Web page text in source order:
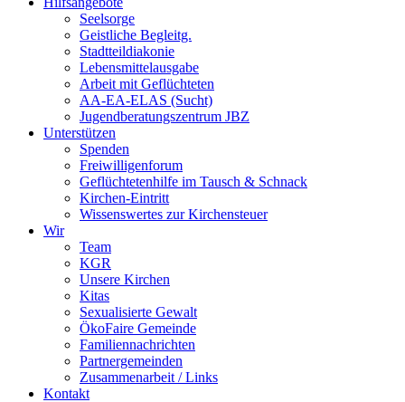
Seelsorge
Geistliche Begleitg.
Stadtteildiakonie
Lebensmittelausgabe
Arbeit mit Geflüchteten
AA-EA-ELAS (Sucht)
Jugendberatungs­zentrum JBZ
Unterstützen
Spenden
Freiwilligenforum
Geflüchtetenhilfe im Tausch & Schnack
Kirchen-Eintritt
Wissenswertes zur Kirchensteuer
Wir
Team
KGR
Unsere Kirchen
Kitas
Sexualisierte Gewalt
ÖkoFaire Gemeinde
Familiennachrichten
Partnergemeinden
Zusammenarbeit / Links
Kontakt